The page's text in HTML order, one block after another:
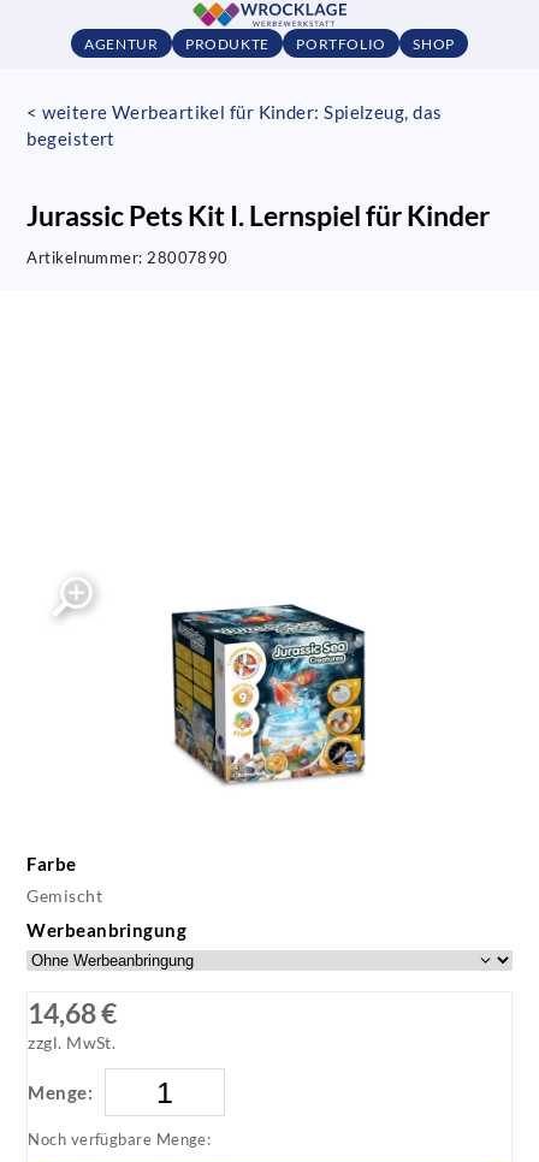
AGENTUR PRODUKTE PORTFOLIO SHOP
< weitere Werbeartikel für Kinder: Spielzeug, das
begeistert
Jurassic Pets Kit I. Lernspiel für Kinder
Artikelnummer: 28007890
Farbe
Gemischt
Werbeanbringung
14,68 €
zzgl. MwSt.
Menge:
Noch verfügbare Menge: